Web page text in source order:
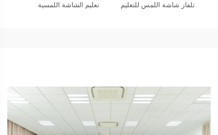
تلفاز شاشة اللمس للتعليم تعليم الشاشة اللمسية